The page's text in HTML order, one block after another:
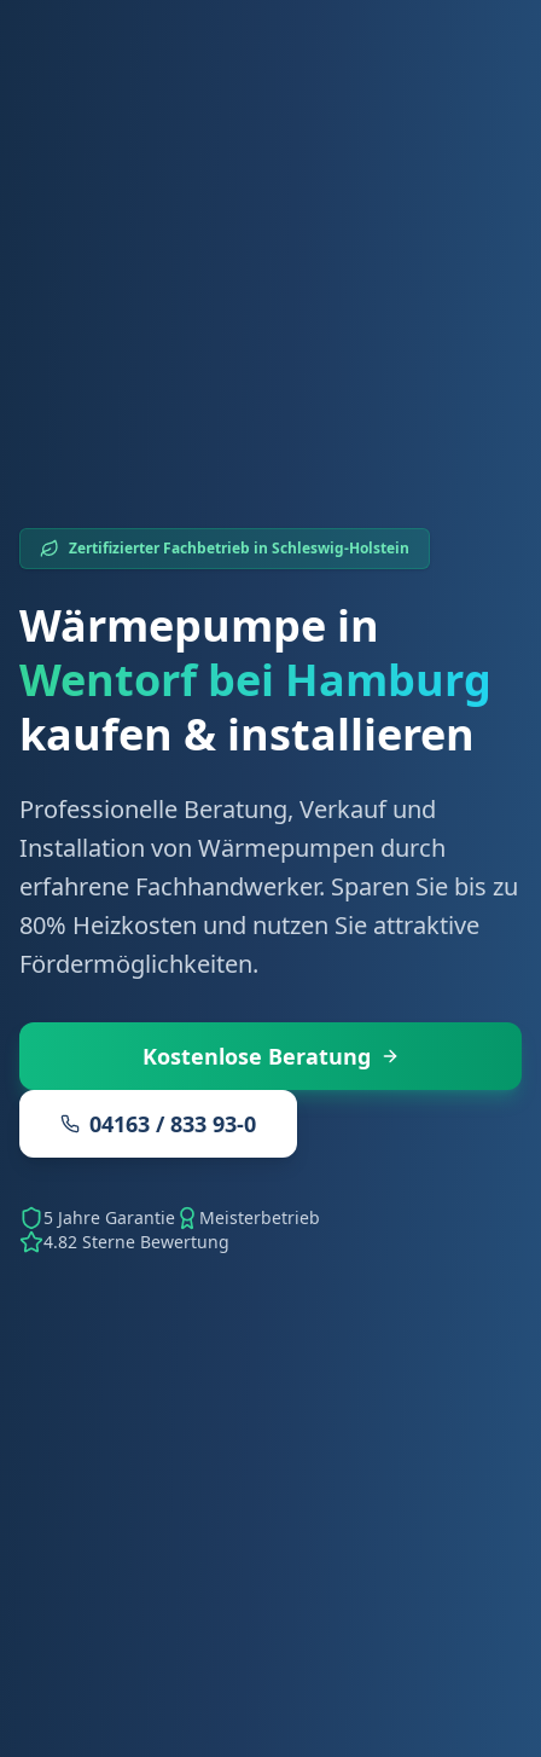
Zertifizierter Fachbetrieb in Schleswig-Holstein
Wärmepumpe in
Wentorf bei Hamburg
kaufen & installieren
Professionelle Beratung, Verkauf und
Installation von Wärmepumpen durch
erfahrene Fachhandwerker. Sparen Sie bis zu
80% Heizkosten und nutzen Sie attraktive
Fördermöglichkeiten.
Kostenlose Beratung
04163 / 833 93-0
5 Jahre Garantie
Meisterbetrieb
4.82 Sterne Bewertung